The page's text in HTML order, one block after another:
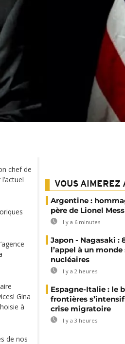
chef de
Gina
à
de nos
VOUS AIMEREZ
Argentine :
père de Lionel
Il y a 6 minutes
Japon - Nagasaki :
l’appel à un monde
nucléaires
Il y a 2 heures
Espagne-Italie : le
frontières
crise migratoire
Il y a 3 heures